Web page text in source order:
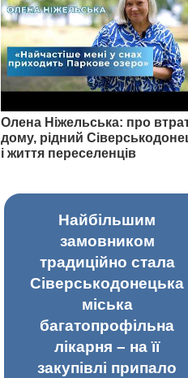
Олена Ніжельська: про
дому, рідний
і життя переселенців
Найбільшим
замовником
традиційно стала
Сіверськодонецька
міська
багатопрофільна
лікарня – на її
закупівлі припало